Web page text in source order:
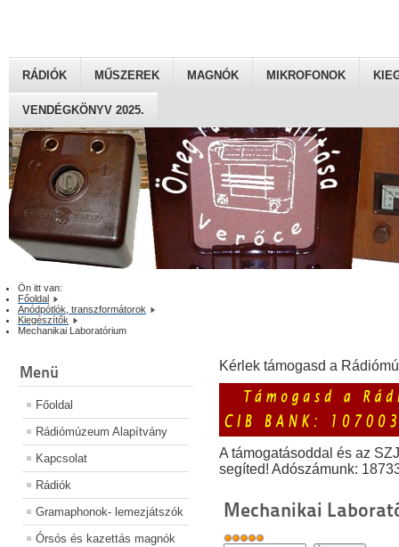
RÁDIÓK MŰSZEREK MAGNÓK MIKROFONOK
VENDÉGKÖNYV 2025.
Ön itt van:
Főoldal
Anódpótlók, transzformátorok
Kiegészítők
Mechanikai Laboratórium
Menü
Főoldal
Rádiómúzeum Alapítvány
Kapcsolat
Rádiók
Gramaphonok- lemezjátszók
Órsós és kazettás magnók
Kérlek támogasd a
A támogatásoddal és az
segíted! Adószámunk:
Mechanikai